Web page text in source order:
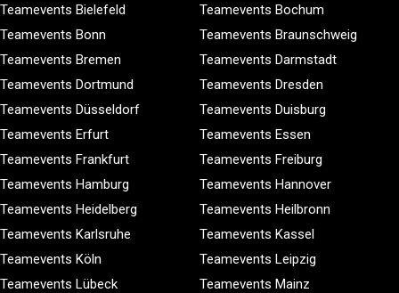
Teamevents Bielefeld
Teamevents Bochum
Teamevents Bonn
Teamevents Braunschweig
Teamevents Bremen
Teamevents Darmstadt
Teamevents Dortmund
Teamevents Dresden
Teamevents Düsseldorf
Teamevents Duisburg
Teamevents Erfurt
Teamevents Essen
Teamevents Frankfurt
Teamevents Freiburg
Teamevents Hamburg
Teamevents Hannover
Teamevents Heidelberg
Teamevents Heilbronn
Teamevents Karlsruhe
Teamevents Kassel
Teamevents Köln
Teamevents Leipzig
Teamevents Lübeck
Teamevents Mainz